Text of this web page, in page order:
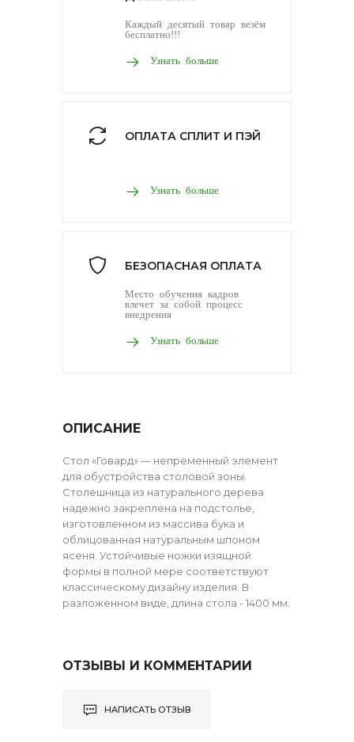
Каждый десятый товар везём
бесплатно!!!
Узнать больше
ОПЛАТА СПЛИТ И ПЭЙ
Узнать больше
БЕЗОПАСНАЯ ОПЛАТА
Место обучения кадров
влечет за собой процесс
внедрения
Узнать больше
ОПИСАНИЕ
Стол «Говард» — непременный элемент
для обустройства столовой зоны.
Столешница из натурального дерева
надежно закреплена на подстолье,
изготовленном из массива бука и
облицованная натуральным шпоном
ясеня. Устойчивые ножки изящной
формы в полной мере соответствуют
классическому дизайну изделия. В
разложенном виде, длина стола - 1400 мм.
ОТЗЫВЫ И КОММЕНТАРИИ
НАПИСАТЬ ОТЗЫВ